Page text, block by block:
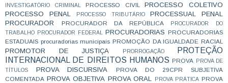
INVESTIGATÓRIO CRIMINAL
PROCESSO CIVIL
PROCESSO COLETIVO
PROCESSO PENAL
PROCESSO TRIBUTÁRIO
PROCESSUAL PENAL
PROCURADOR
PROCURADOR DA REPÚBLICA
PROCURADOR DO
TRABALHO
PROCURADOR FEDERAL PROCURADORIAS PROCURADORIAS
ESTADUAIS procuradorias municipais PROMOÇÃO DA IGUALDADE RACIAL
PROMOTOR DE JUSTIÇA PRORROGAÇÃO
PROTEÇÃO
INTERNACIONAL DE DIREITOS HUMANOS PROVA
PROVA DE
TÍTULOS
PROVA DISCURSIVA
PROVA DO 29CPR SUBJETIVA
COMENTADA PROVA OBJETIVA PROVA ORAL PROVA PRÁTICA PROVA